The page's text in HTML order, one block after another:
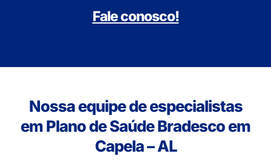
Fale conosco!
Nossa equipe de especialistas
em Plano de Saúde Bradesco em
Capela – AL